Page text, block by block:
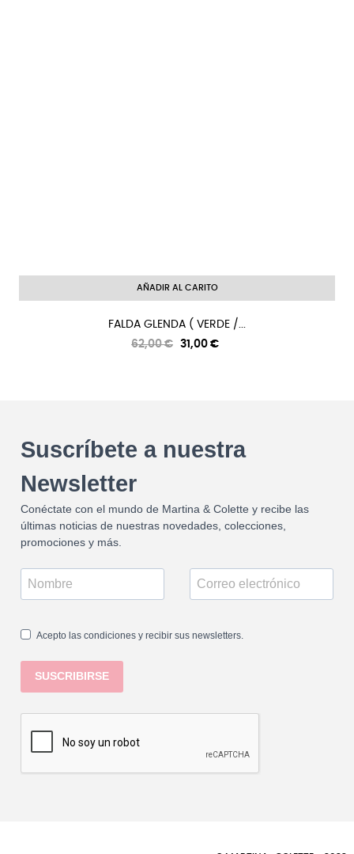
AÑADIR AL CARITO
FALDA GLENDA ( VERDE /...
Precio
62,00 € Precio
31,00 €
Suscríbete a nuestra
Newsletter
Conéctate con el mundo de Martina & Colette y recibe las
últimas noticias de nuestras novedades, colecciones,
promociones y más.
Acepto las condiciones y recibir sus newsletters.
SUSCRIBIRSE